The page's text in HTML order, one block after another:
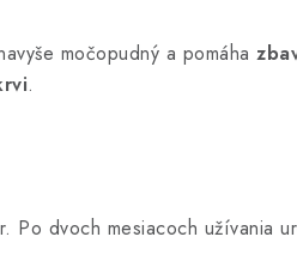
močopudný a pomáha
.
Po dvoch mesiacoch užívania